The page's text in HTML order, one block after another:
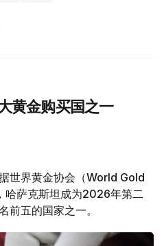
黄金购买国之一
世界黄金协会（World Gold
哈萨克斯坦成为2026年第二
前五的国家之一。